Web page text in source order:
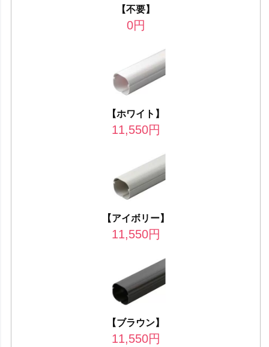
【不要】
0円
【ホワイト】
11,550円
【アイボリー】
11,550円
【ブラウン】
11,550円